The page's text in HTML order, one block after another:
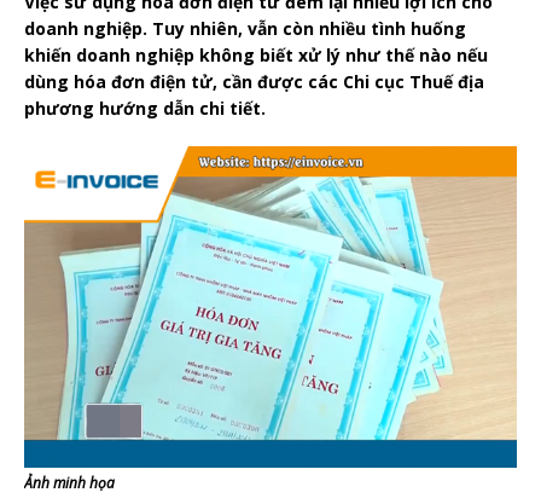
doanh nghiệp. Tuy nhiên, vẫn còn nhiều tình huống
khiến doanh nghiệp không biết xử lý như thế nào nếu
dùng hóa đơn điện tử, cần được các Chi cục Thuế địa
phương hướng dẫn chi tiết.
Ảnh minh họa